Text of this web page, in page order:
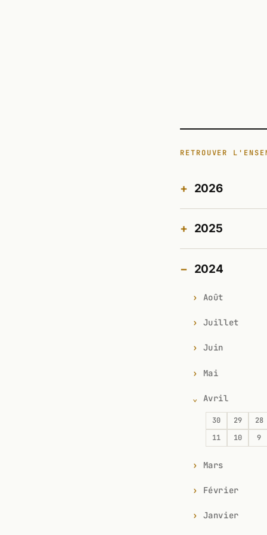
RETROUVER
2026
2025
2024
Août
Juillet
Juin
Mai
Avril
30 29 28
11
10 9
Mars
Février
Janvier